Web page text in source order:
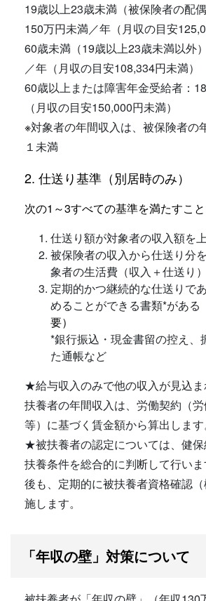
19歳以上23歳未満（被保険者の配
150万円未満／年（月収の目安
60歳未満（19歳以上23歳未満以外
／年（月収の目安108,334円未満）
60歳以上または障害年金受給者：
（月収の目安150,000円未満）
※対象者の年間収入は、被保険者の
１未満
2. 仕送り基準（別居時のみ）
次の1～3すべての基準を満たすこと
仕送り額が対象者の収入額を
被保険者の収入から仕送り分
象者の生活費（収入＋仕送り
定期的かつ継続的な仕送りで
めることができる書類*がある
要）
*銀行振込・現金書留の控え、
た通帳など
★給与収入のみで他の収入が見込
扶養者の年間収入は、労働契約（
等）に基づく賃金額から算出します
★被扶養者の認定については、健
扶養条件を総合的に判断して行い
後も、定期的に被扶養者資格確認
施します。
「年収の壁」対策について